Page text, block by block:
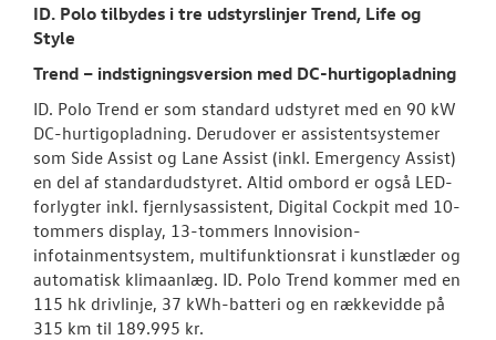
ID. Polo tilbydes i tre udstyrslinjer Trend, Life og
Style
Trend – indstigningsversion med DC-hurtigopladning
ID. Polo Trend er som standard udstyret med en 90 kW
DC-hurtigopladning. Derudover er assistentsystemer
som Side Assist og Lane Assist (inkl. Emergency Assist)
en del af standardudstyret. Altid ombord er også LED-
forlygter inkl. fjernlysassistent, Digital Cockpit med 10-
tommers display, 13-tommers Innovision-
infotainmentsystem, multifunktionsrat i kunstlæder og
automatisk klimaanlæg. ID. Polo Trend kommer med en
115 hk drivlinje, 37 kWh-batteri og en rækkevidde på
315 km til 189.995 kr.